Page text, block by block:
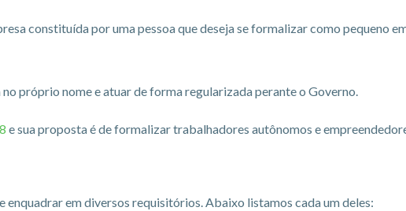
constituída por uma pessoa que deseja se formalizar como pequeno
próprio nome e atuar de forma regularizada perante o Governo.
e sua proposta é de formalizar trabalhadores autônomos e
enquadrar em diversos requisitórios. Abaixo listamos cada um deles: